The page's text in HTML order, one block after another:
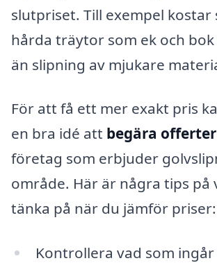
slutpriset. Till exempel kostar
hårda träytor som ek och
än slipning av mjukare
För att få ett mer exakt pris
en bra idé att begära offerter
företag som erbjuder
område. Här är några tips på
tänka på när du jämför priser:
Kontrollera vad som